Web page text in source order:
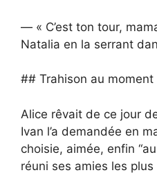
— « C’est ton tour,
Natalia en la serrant
## Trahison au
Alice rêvait de ce jour
Ivan l’a demandée en
choisie, aimée, enfin
réuni ses amies les